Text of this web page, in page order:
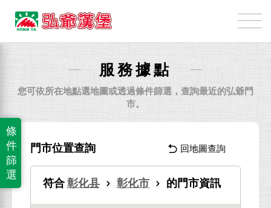
弘
爺
國
業
份
有
限
公
司
服務據點
您可依所在地點選地圖或透過條件篩選，查詢最近的弘爺門
市。
條
件
篩
選
門市位置查詢 回地圖查詢
符合 彰化县 彰化市 的門市資訊